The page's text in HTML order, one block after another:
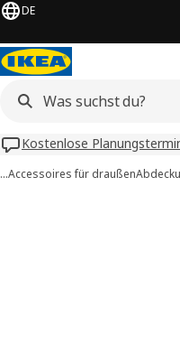
DE
Kostenlose
…Accessoires für draußen